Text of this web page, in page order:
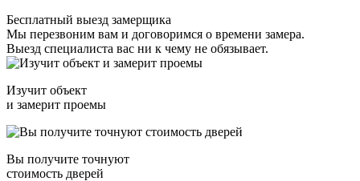
Бесплатный выезд замерщика
Мы перезвоним вам и договоримся о времени замера.
Выезд специалиста вас ни к чему не обязывает.
Изучит объект
и замерит проемы
Вы получите точнуют
стоимость дверей